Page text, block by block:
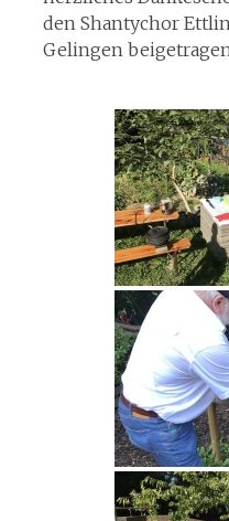
den Shantychor
Gelingen